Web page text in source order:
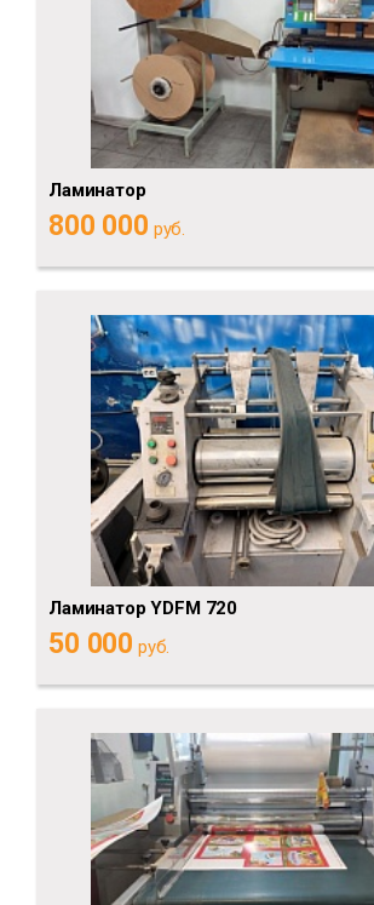
Ламинатор
800 000 руб.
Ламинатор YDFM 720
50 000 руб.